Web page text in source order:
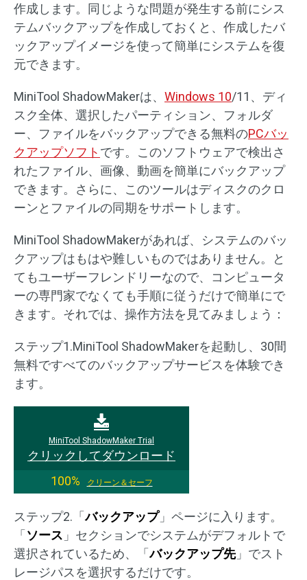
作成します。同じような問題が発生する前にシス
テムバックアップを作成しておくと、作成したバ
ックアップイメージを使って簡単にシステムを復
元できます。
MiniTool ShadowMakerは、 Windows 10/11、ディ
スク全体、選択したパーティション、フォルダ
ー、ファイルをバックアップできる無料のPCバッ
クアップソフト です。このソフトウェアで検出さ
れたファイル、画像、動画を簡単にバックアップ
できます。さらに、このツールはディスクのクロ
ーンとファイルの同期をサポートします。
MiniTool ShadowMakerがあれば、システムのバッ
クアップはもはや難しいものではありません。と
てもユーザーフレンドリーなので、コンピュータ
ーの専門家でなくても手順に従うだけで簡単にで
きます。それでは、操作方法を見てみましょう：
ステップ1.MiniTool ShadowMakerを起動し、30間
無料ですべてのバックアップサービスを体験でき
ます。
MiniTool ShadowMaker Trial
クリックしてダウンロード
100%
クリーン＆セーフ
ステップ2.「バックアップ」ページに入ります。
「ソース 」セクションでシステムがデフォルトで
選択されているため、「バックアップ先」でスト
レージパスを選択するだけです。